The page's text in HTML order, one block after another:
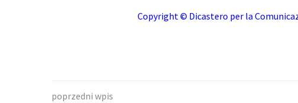
Copyright © Dicastero per la
poprzedni wpis